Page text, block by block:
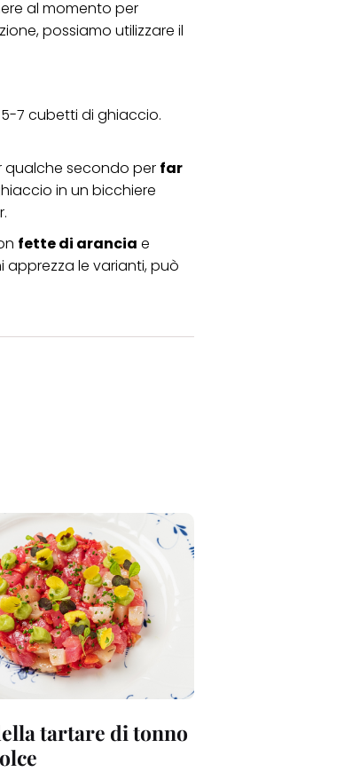
al momento per
possiamo utilizzare il
7 cubetti di ghiaccio.
qualche secondo per far
in un bicchiere
fette di arancia e
apprezza le varianti, può
tartare di tonno